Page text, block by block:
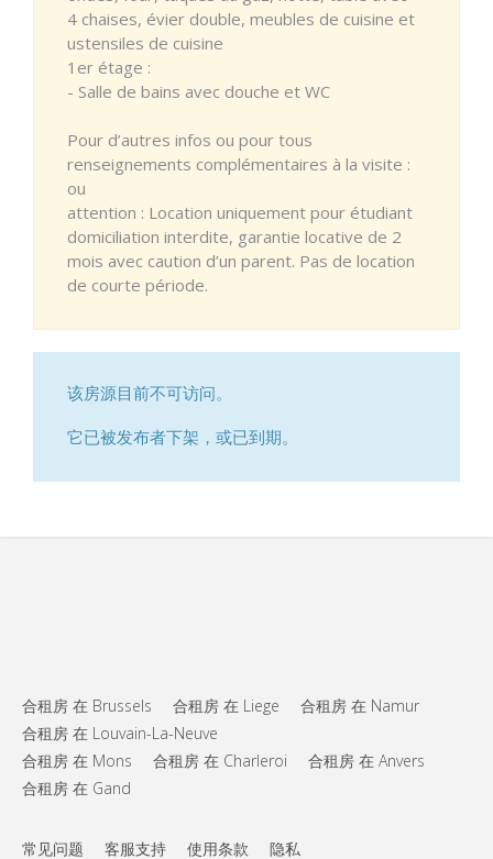
4 chaises, évier double, meubles de cuisine et
ustensiles de cuisine
1er étage :
- Salle de bains avec douche et WC
Pour d’autres infos ou pour tous
renseignements complémentaires à la visite :
ou
attention : Location uniquement pour étudiant
domiciliation interdite, garantie locative de 2
mois avec caution d’un parent. Pas de location
de courte période.
该房源目前不可访问。
它已被发布者下架，或已到期。
合租房 在 Brussels 合租房 在 Liege
合租房 在 Namur
合租房 在 Louvain-La-Neuve
合租房 在 Mons
合租房 在 Charleroi
合租房 在 Anvers
合租房 在 Gand
常见问题 客服支持 使用条款 隐私